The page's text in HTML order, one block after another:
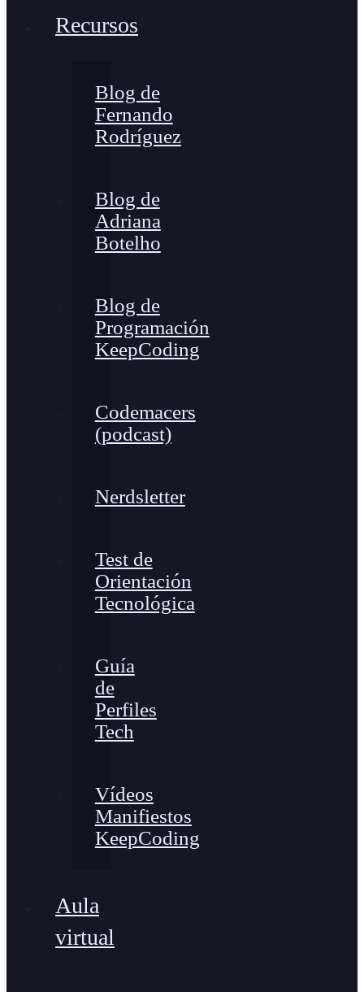
Recursos
Blog de
Fernando
Rodríguez
Blog de
Adriana
Botelho
Blog de
Programación
KeepCoding
Codemacers
(podcast)
Nerdsletter
Test de
Orientación
Tecnológica
Guía
de
Perfiles
Tech
Vídeos
Manifiestos
KeepCoding
Aula
virtual